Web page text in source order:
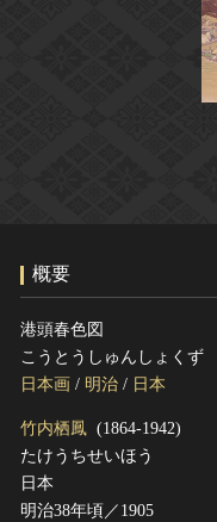
文化遺産データベース
概要
港頭春色図
こうとうしゅんしょくず
日本画 / 明治 / 日本
竹内栖鳳 (1864-1942)
たけうちせいほう
日本
明治38年頃／1905